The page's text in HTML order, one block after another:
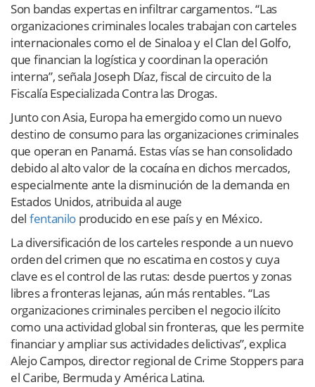
Son bandas expertas en infiltrar cargamentos. “Las
organizaciones criminales locales trabajan con carteles
internacionales como el de Sinaloa y el Clan del Golfo,
que financian la logística y coordinan la operación
interna”, señala Joseph Díaz, fiscal de circuito de la
Fiscalía Especializada Contra las Drogas.
Junto con Asia, Europa ha emergido como un nuevo
destino de consumo para las organizaciones criminales
que operan en Panamá. Estas vías se han consolidado
debido al alto valor de la cocaína en dichos mercados,
especialmente ante la disminución de la demanda en
Estados Unidos, atribuida al auge
del fentanilo producido en ese país y en México.
La diversificación de los carteles responde a un nuevo
orden del crimen que no escatima en costos y cuya
clave es el control de las rutas: desde puertos y zonas
libres a fronteras lejanas, aún más rentables. “Las
organizaciones criminales perciben el negocio ilícito
como una actividad global sin fronteras, que les permite
financiar y ampliar sus actividades delictivas”, explica
Alejo Campos, director regional de Crime Stoppers para
el Caribe, Bermuda y América Latina.